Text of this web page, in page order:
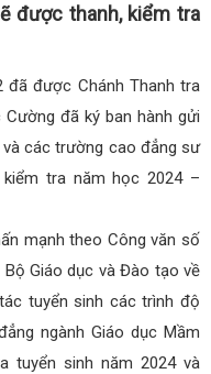
được thanh, kiểm tra
đã được Chánh Thanh tra
đã ký ban hành gửi
các trường cao đẳng sư
tra năm học 2024 –
mạnh theo Công văn số
Bộ Giáo dục và Đào tạo về
tuyển sinh các trình độ
ngành Giáo dục Mầm
tuyển sinh năm 2024 và